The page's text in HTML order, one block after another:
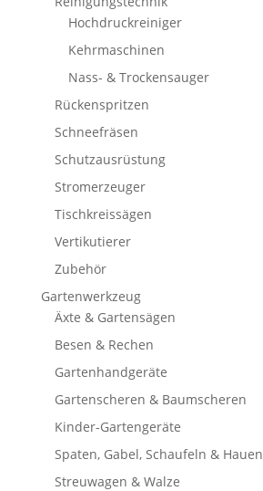
Hochdruckreiniger
Kehrmaschinen
Nass- & Trockensauger
Rückenspritzen
Schneefräsen
Schutzausrüstung
Stromerzeuger
Tischkreissägen
Vertikutierer
Zubehör
Gartenwerkzeug
Äxte & Gartensägen
Besen & Rechen
Gartenhandgeräte
Gartenscheren & Baumscheren
Kinder-Gartengeräte
Spaten, Gabel, Schaufeln & Hauen
Streuwagen & Walze